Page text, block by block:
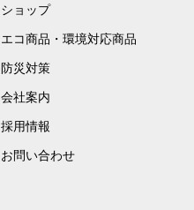
ショップ
エコ商品・環境対応商品
防災対策
会社案内
採用情報
お問い合わせ